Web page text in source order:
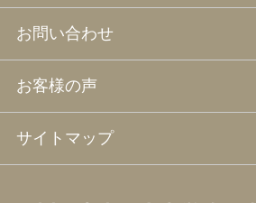
お問い合わせ
お客様の声
サイトマップ